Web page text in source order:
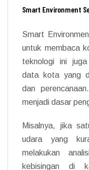
Smart Environment
Smart
untuk membaca
teknologi ini
data kota yang
dan
menjadi dasar
Misalnya, jika
udara yang
melakukan
kebisingan di